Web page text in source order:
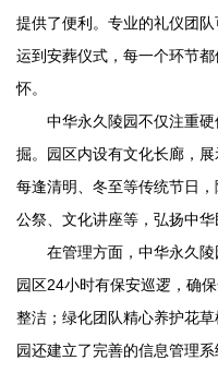
提供了便利。专业的礼仪团
运到安葬仪式，每一个环节
怀。
中华永久陵园不仅注重
掘。园区内设有文化长廊，
每逢清明、冬至等传统节日
公祭、文化讲座等，弘扬中华
在管理方面， 中华永久陵
园区24小时有保安巡逻，确
整洁；绿化团队精心养护花
园还建立了完善的信息管理